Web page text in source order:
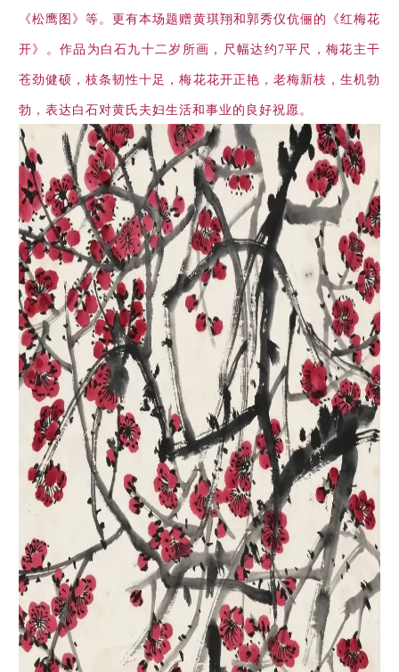
《松鹰图》等。更有本场题赠黄琪翔和郭秀仪伉俪的《红梅花
开》。作品为白石九十二岁所画，尺幅达约7平尺，梅花主干
苍劲健硕，枝条韧性十足，梅花花开正艳，老梅新枝，生机勃
勃，表达白石对黄氏夫妇生活和事业的良好祝愿。